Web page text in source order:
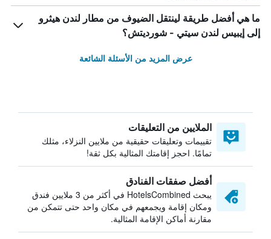
ما هي أفضل طريقة لينتقل الضيوف من مطار لندن هيثرو
إلى إيبيس لندن سيتي - شورديتش؟
عرض المزيد من الأسئلة الشائعة
الملايين من التعليقات
تقييمات وتعليقات حقيقية من ملايين النزلاء، مثلك
تمامًا. احجز إقامتك المثالية بكل ثقة!
أفضل صفقات الفنادق
يبحث HotelsCombined في أكثر من 3 ملايين فندق
ومكان إقامة ويجمعهم في مكان واحد حتى تتمكن من
مقارنة أماكن الإقامة المثالية.